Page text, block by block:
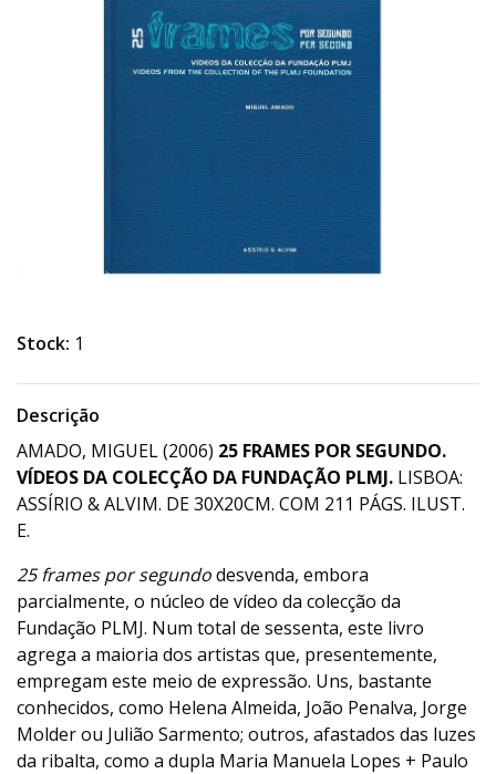
Stock: 1
Descrição
AMADO, MIGUEL (2006) 25 FRAMES POR SEGUNDO.
VÍDEOS DA COLECÇÃO DA FUNDAÇÃO PLMJ. LISBOA:
ASSÍRIO & ALVIM. DE 30X20CM. COM 211 PÁGS. ILUST.
E.
25 frames por segundodesvenda, embora
parcialmente, o núcleo de vídeo da colecção da
Fundação PLMJ. Num total de sessenta, este livro
agrega a maioria dos artistas que, presentemente,
empregam este meio de expressão. Uns, bastante
conhecidos, como Helena Almeida, João Penalva, Jorge
Molder ou Julião Sarmento; outros, afastados das luzes
da ribalta, como a dupla Maria Manuela Lopes + Paulo